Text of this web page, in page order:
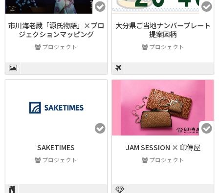
市川海老蔵「源氏物語」×プロ
ジェクションマッピング
プロジェクト
大分県ご当地ナンバープレート
提案図柄
プロジェクト
SAKETIMES
プロジェクト
JAM SESSION × 印傳屋
プロジェクト